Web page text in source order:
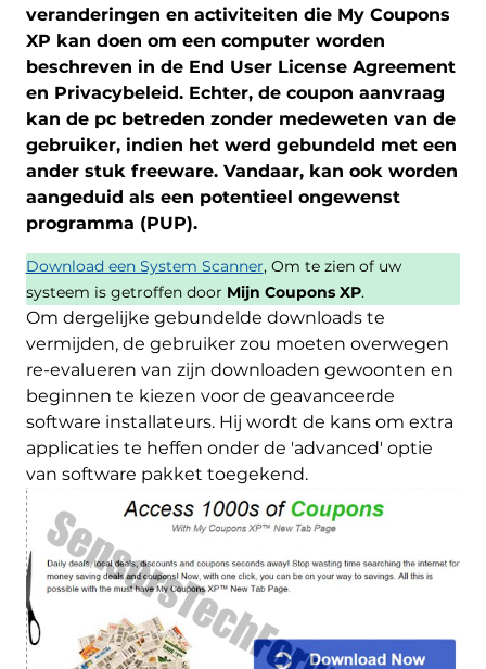
veranderingen en activiteiten die My Coupons
XP kan doen om een ​​computer worden
beschreven in de End User License Agreement
en Privacybeleid. Echter, de coupon aanvraag
kan de pc betreden zonder medeweten van de
gebruiker, indien het werd gebundeld met een
ander stuk freeware. Vandaar, kan ook worden
aangeduid als een potentieel ongewenst
programma (PUP).
Download een System Scanner, Om te zien of uw
systeem is getroffen door Mijn Coupons XP.
Om dergelijke gebundelde downloads te
vermijden, de gebruiker zou moeten overwegen
re-evalueren van zijn downloaden gewoonten en
beginnen te kiezen voor de geavanceerde
software installateurs. Hij wordt de kans om extra
applicaties te heffen onder de 'advanced' optie
van software pakket toegekend.